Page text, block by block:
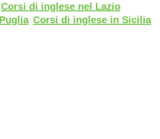
Corsi di inglese nel Lazio
Corsi di inglese in Sicilia